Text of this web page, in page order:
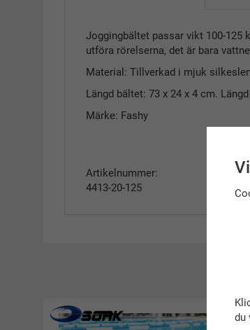
Joggingbältet passar vikt 100-125
utföra rörelserna, det är bara
Material: Tillverkad i mjuk
Längd bältet: 73 x 24 x 4 cm.
Märke: Fashy
Artikelnummer:
4413-20-125
du